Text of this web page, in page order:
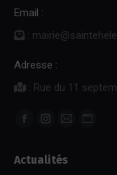
Email :
:
Adresse :
: Rue du 11
Trouvez nous sur :
Facebook
opens
Instagram
opens
E-
page
Site
Actualités